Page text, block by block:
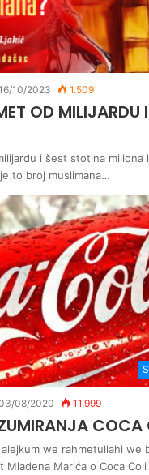
10/2023 1.509
OD MILIJARDU
i šest stotina miliona
to broj muslimana…
08/2020 11.999
COCA
alejkum we rahmetullahi we
Mladena Marića o Coca